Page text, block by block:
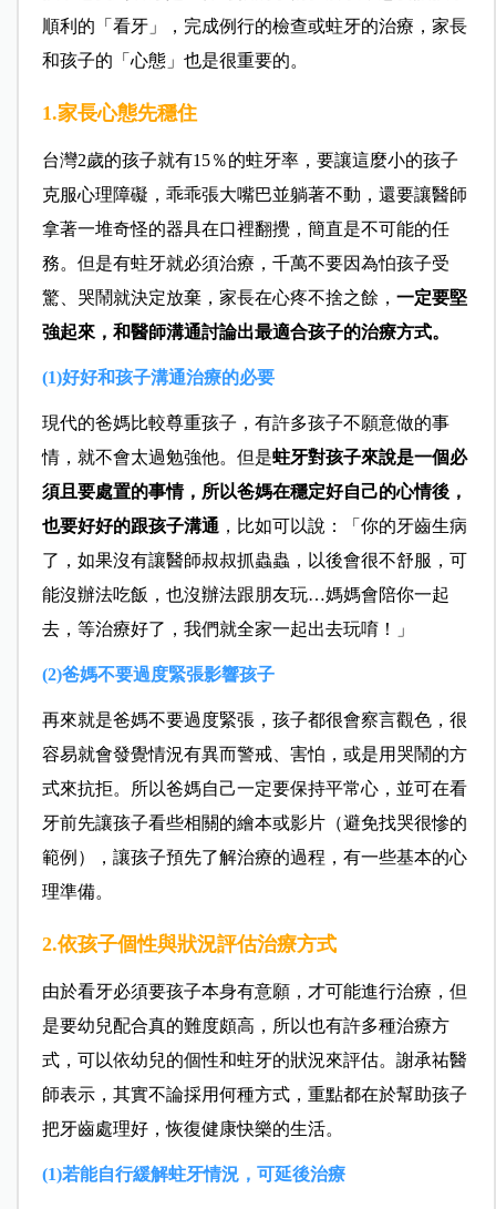
順利的「看牙」，完成例行的檢查或蛀牙的治療，家長
和孩子的「心態」也是很重要的。
1.家長心態先穩住
台灣2歲的孩子就有15％的蛀牙率，要讓這麼小的孩子
克服心理障礙，乖乖張大嘴巴並躺著不動，還要讓醫師
拿著一堆奇怪的器具在口裡翻攪，簡直是不可能的任
務。但是有蛀牙就必須治療，千萬不要因為怕孩子受
驚、哭鬧就決定放棄，家長在心疼不捨之餘， 一定要堅
強起來，和醫師溝通討論出最適合孩子的治療方式。
(1)好好和孩子溝通治療的必要
現代的爸媽比較尊重孩子，有許多孩子不願意做的事
情，就不會太過勉強他。但是蛀牙對孩子來說是一個必
須且要處置的事情，所以爸媽在穩定好自己的心情後，
也要好好的跟孩子溝通 ，比如可以說：「你的牙齒生病
了，如果沒有讓醫師叔叔抓蟲蟲，以後會很不舒服，可
能沒辦法吃飯，也沒辦法跟朋友玩…媽媽會陪你一起
去，等治療好了，我們就全家一起出去玩唷！」
(2)爸媽不要過度緊張影響孩子
再來就是爸媽不要過度緊張，孩子都很會察言觀色，很
容易就會發覺情況有異而警戒、害怕，或是用哭鬧的方
式來抗拒。所以爸媽自己一定要保持平常心，並可在看
牙前先讓孩子看些相關的繪本或影片（避免找哭很慘的
範例），讓孩子預先了解治療的過程，有一些基本的心
理準備。
2.依孩子個性與狀況評估治療方式
由於看牙必須要孩子本身有意願，才可能進行治療，但
是要幼兒配合真的難度頗高，所以也有許多種治療方
式，可以依幼兒的個性和蛀牙的狀況來評估。謝承祐醫
師表示，其實不論採用何種方式，重點都在於幫助孩子
把牙齒處理好，恢復健康快樂的生活。
(1)若能自行緩解蛀牙情況，可延後治療